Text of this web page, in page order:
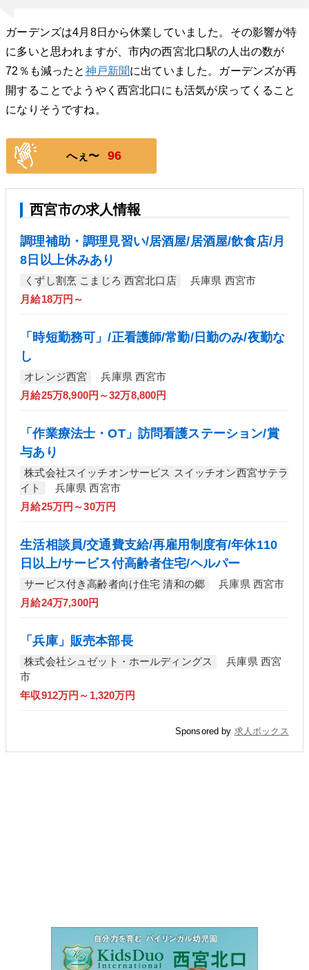
ガーデンズは4月8日から休業していました。その影響が特
に多いと思われますが、市内の西宮北口駅の人出の数が
72％も減ったと 神戸新聞に出ていました。ガーデンズが再
開することでようやく西宮北口にも活気が戻ってくること
になりそうですね。
へぇ〜 96
西宮市の求人情報
調理補助・調理見習い/居酒屋/居酒屋/飲食店/月
8日以上休みあり
くずし割烹 こまじろ 西宮北口店
兵庫県 西宮市
月給18万円～
「時短勤務可」/正看護師/常勤/日勤のみ/夜勤な
し
オレンジ西宮
兵庫県 西宮市
月給25万8,900円～32万8,800円
「作業療法士・OT」訪問看護ステーション/賞
与あり
株式会社スイッチオンサービス スイッチオン西宮サテラ
イト
兵庫県 西宮市
月給25万円～30万円
生活相談員/交通費支給/再雇用制度有/年休110
日以上/サービス付高齢者住宅/ヘルパー
サービス付き高齢者向け住宅 清和の郷
兵庫県 西宮市
月給24万7,300円
「兵庫」販売本部長
株式会社シュゼット・ホールディングス
兵庫県 西宮
市
年収912万円～1,320万円
Sponsored by 求人ボックス